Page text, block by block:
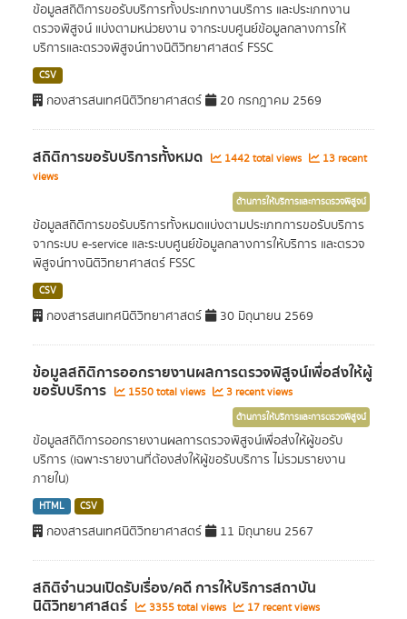
ข้อมูลสถิติการขอรับบริการทั้งประเภทงานบริการ และประเภทงาน
ตรวจพิสูจน์ แบ่งตามหน่วยงาน จากระบบศูนย์ข้อมูลกลางการให้
บริการและตรวจพิสูจน์ทางนิติวิทยาศาสตร์ FSSC
CSV
กองสารสนเทศนิติวิทยาศาสตร์ 20 กรกฎาคม 2569
สถิติการขอรับบริการทั้งหมด 1442 total views
13 recent
views
ด้านการให้บริการและการตรวจพิสูจน์
ข้อมูลสถิติการขอรับบริการทั้งหมดแบ่งตามประเภทการขอรับบริการ
จากระบบ e-service และระบบศูนย์ข้อมูลกลางการให้บริการ และตรวจ
พิสูจน์ทางนิติวิทยาศาสตร์ FSSC
CSV
กองสารสนเทศนิติวิทยาศาสตร์ 30 มิถุนายน 2569
ข้อมูลสถิติการออกรายงานผลการตรวจพิสูจน์เพื่อส่งให้ผู้
ขอรับบริการ 1550 total views 3 recent views
ด้านการให้บริการและการตรวจพิสูจน์
ข้อมูลสถิติการออกรายงานผลการตรวจพิสูจน์เพื่อส่งให้ผู้ขอรับ
บริการ (เฉพาะรายงานที่ต้องส่งให้ผู้ขอรับบริการ ไม่รวมรายงาน
ภายใน)
HTML CSV
กองสารสนเทศนิติวิทยาศาสตร์ 11 มิถุนายน 2567
สถิติจำนวนเปิดรับเรื่อง/คดี การให้บริการสถาบัน
นิติวิทยาศาสตร์ 3355 total views 17 recent views